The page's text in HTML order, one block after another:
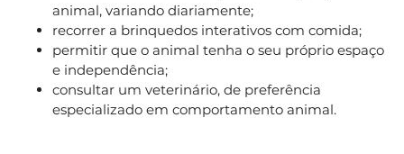
animal, variando diariamente;
recorrer a brinquedos interativos com comida;
permitir que o animal tenha o seu próprio espaço
e independência;
consultar um veterinário, de preferência
especializado em comportamento animal.